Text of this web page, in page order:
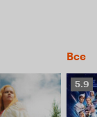
Все
5.9
5.9